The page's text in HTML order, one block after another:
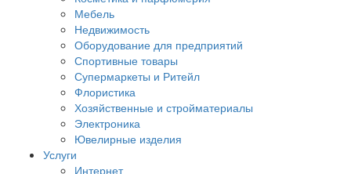
Мебель
Недвижимость
Оборудование для предприятий
Спортивные товары
Супермаркеты и Ритейл
Флористика
Хозяйственные и стройматериалы
Электроника
Ювелирные изделия
Услуги
Интернет